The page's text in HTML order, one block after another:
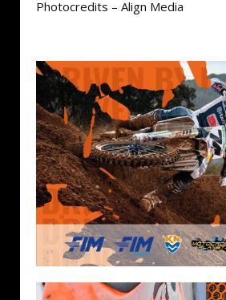
Photocredits – Align Media